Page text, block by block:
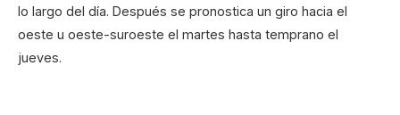
lo largo del día. Después se pronostica un giro hacia el
oeste u oeste-suroeste el martes hasta temprano el
jueves.